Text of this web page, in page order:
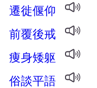
遷徙偃仰
前覆後戒
痩身矮躯
俗談平語